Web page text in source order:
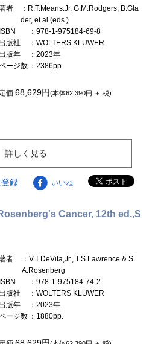
者
：R.T.Means.Jr, G.M.Rodgers, B.Gla
der, et al.(eds.)
ISBN
：978-1-975184-69-8
版社
：WOLTERS KLUWER
版年
：2023年
ージ数 ：2386pp.
定価68,629円(本体62,390円 ＋ 税)
詳しく見る
録 いいね
Cancer, 12th ed.,S
者
：V.T.DeVita,Jr., T.S.Lawrence & S.
A.Rosenberg
ISBN
：978-1-975184-74-2
版社
：WOLTERS KLUWER
版年
：2023年
ージ数 ：1880pp.